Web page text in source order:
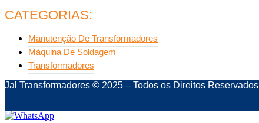
CATEGORIAS:
Manutenção De Transformadores
Máquina De Soldagem
Transformadores
Jal Transformadores © 2025 – Todos os Direitos Reservados